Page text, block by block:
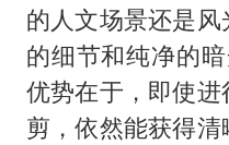
的人文场景还是
的细节和纯净的
优势在于，即使
剪，依然能获得清